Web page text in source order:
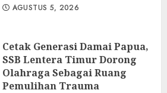
AGUSTUS 5, 2026
Cetak Generasi Damai Papua,
SSB Lentera Timur Dorong
Olahraga Sebagai Ruang
Pemulihan Trauma